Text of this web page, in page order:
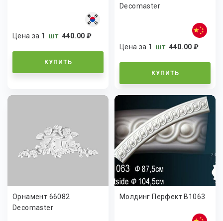
Цена за 1шт:440.00 ₽
КУПИТЬ
Decomaster
Цена за 1шт:440.00 ₽
КУПИТЬ
Орнамент 66082
Decomaster
Молдинг Перфект B1063